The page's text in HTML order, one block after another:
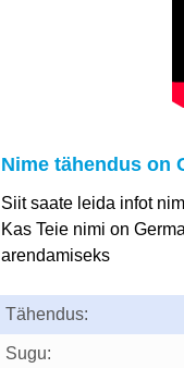
Nime tähendus on
Siit saate leida infot
Kas Teie nimi on
arendamiseks
Tähendus:
Sugu: